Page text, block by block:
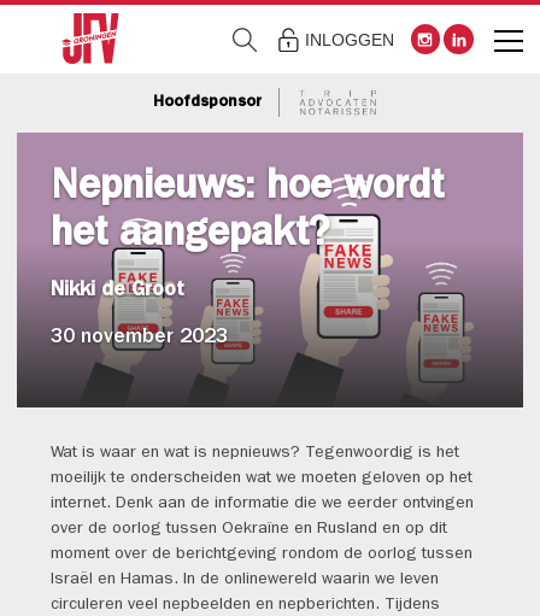
INLOGGEN
Hoofdsponsor
Nepnieuws: hoe wordt
het aangepakt?
Nikki de Groot
30 november 2023
Wat is waar en wat is nepnieuws? Tegenwoordig is het
moeilijk te onderscheiden wat we moeten geloven op het
internet. Denk aan de informatie die we eerder ontvingen
over de oorlog tussen Oekraïne en Rusland en op dit
moment over de berichtgeving rondom de oorlog tussen
Israël en Hamas. In de onlinewereld waarin we leven
circuleren veel nepbeelden en nepberichten. Tijdens